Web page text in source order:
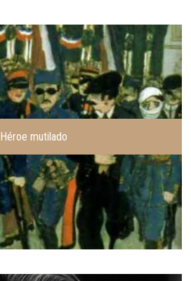
Héroe mutilado